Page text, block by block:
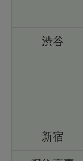
渋谷
新宿